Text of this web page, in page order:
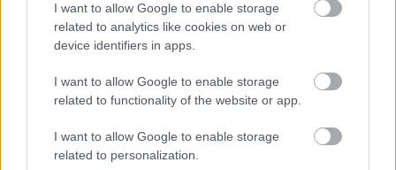
I want to allow Google to enable storage
related to analytics like cookies on web or
device identifiers in apps.
I want to allow Google to enable storage
related to functionality of the website or app.
I want to allow Google to enable storage
related to personalization.
Ärge unustage, eriti kui kasutate B2B-
teenust, et teie kliendid võivad samuti
kindlasti esimese makse meeldetuletus
sõbralikult. Sõnadega “Kindlasti midagi on
tulnud vahele” või ka “Mõistame, et aeg-
ajalt on liiga palju kohustusi ning mõningad